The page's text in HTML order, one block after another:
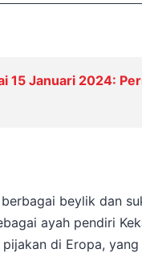
15 Januari 2024:
beylik dan
ayah pendiri
di Eropa,